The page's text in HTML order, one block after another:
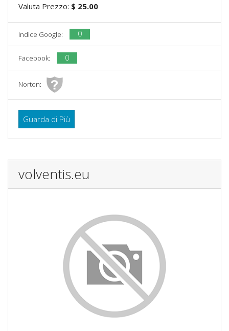
Valuta Prezzo: $ 25.00
Indice Google: 0
Facebook: 0
Norton:
Guarda di Più
volventis.eu